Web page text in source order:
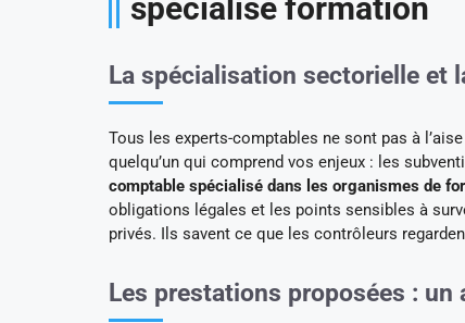
spécialisé formation
La spécialisation sectorielle et
Tous les experts-comptables ne sont pas à
quelqu’un qui comprend vos enjeux : les
comptable spécialisé dans les organismes de
obligations légales et les points sensibles à
privés. Ils savent ce que les contrôleurs
Les prestations proposées :